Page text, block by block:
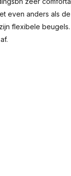
even anders als de
flexibele